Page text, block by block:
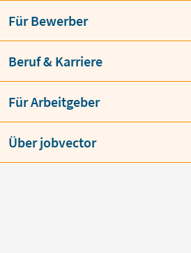
Für Bewerber
Beruf & Karriere
Für Arbeitgeber
Über jobvector